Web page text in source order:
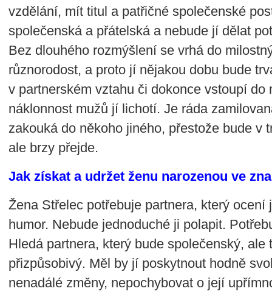
vzdělání, mít titul a patřičné společenské
společenská a přátelská a nebude jí dělat
Bez dlouhého rozmýšlení se vrhá do
různorodost, a proto jí nějakou dobu bude
v partnerském vztahu či dokonce vstoupí
náklonnost mužů jí lichotí. Je ráda
zakouká do někoho jiného, přestože bude v
ale brzy přejde.
Jak získat a udržet ženu narozenou ve
Žena Střelec potřebuje partnera, který
humor. Nebude jednoduché ji polapit.
Hledá partnera, který bude společenský,
přizpůsobivý. Měl by jí poskytnout hodně
nenadálé změny, nepochybovat o její